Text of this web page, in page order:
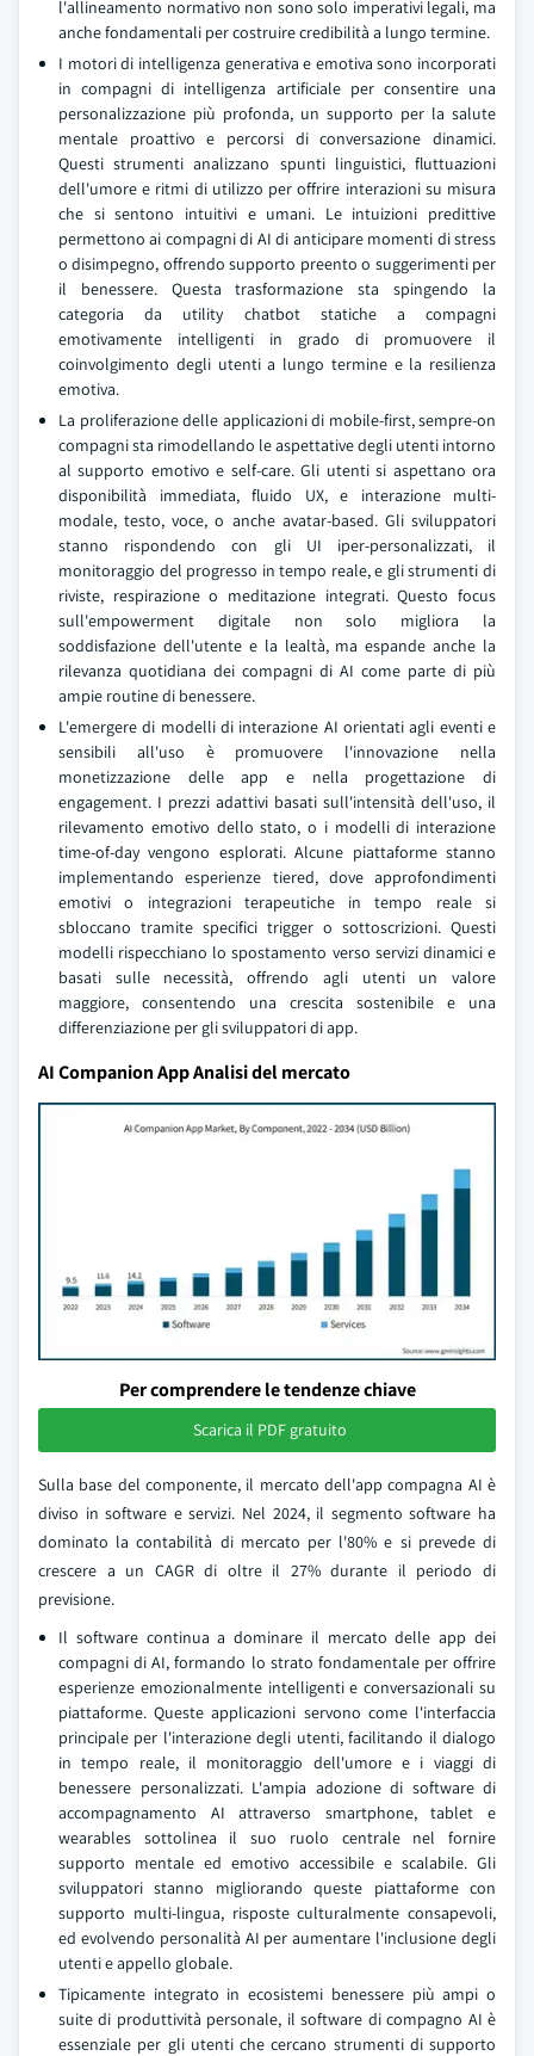
l'allineamento normativo non sono solo imperativi legali, ma
anche fondamentali per costruire credibilità a lungo termine.
I motori di intelligenza generativa e emotiva sono incorporati
in compagni di intelligenza artificiale per consentire una
personalizzazione più profonda, un supporto per la salute
mentale proattivo e percorsi di conversazione dinamici.
Questi strumenti analizzano spunti linguistici, fluttuazioni
dell'umore e ritmi di utilizzo per offrire interazioni su misura
che si sentono intuitivi e umani. Le intuizioni predittive
permettono ai compagni di AI di anticipare momenti di stress
o disimpegno, offrendo supporto preento o suggerimenti per
il benessere. Questa trasformazione sta spingendo la
categoria da utility chatbot statiche a compagni
emotivamente intelligenti in grado di promuovere il
coinvolgimento degli utenti a lungo termine e la resilienza
emotiva.
La proliferazione delle applicazioni di mobile-first, sempre-on
compagni sta rimodellando le aspettative degli utenti intorno
al supporto emotivo e self-care. Gli utenti si aspettano ora
disponibilità immediata, fluido UX, e interazione multi-
modale, testo, voce, o anche avatar-based. Gli sviluppatori
stanno rispondendo con gli UI iper-personalizzati, il
monitoraggio del progresso in tempo reale, e gli strumenti di
riviste, respirazione o meditazione integrati. Questo focus
sull'empowerment digitale non solo migliora la
soddisfazione dell'utente e la lealtà, ma espande anche la
rilevanza quotidiana dei compagni di AI come parte di più
ampie routine di benessere.
L'emergere di modelli di interazione AI orientati agli eventi e
sensibili all'uso è promuovere l'innovazione nella
monetizzazione delle app e nella progettazione di
engagement. I prezzi adattivi basati sull'intensità dell'uso, il
rilevamento emotivo dello stato, o i modelli di interazione
time-of-day vengono esplorati. Alcune piattaforme stanno
implementando esperienze tiered, dove approfondimenti
emotivi o integrazioni terapeutiche in tempo reale si
sbloccano tramite specifici trigger o sottoscrizioni. Questi
modelli rispecchiano lo spostamento verso servizi dinamici e
basati sulle necessità, offrendo agli utenti un valore
maggiore, consentendo una crescita sostenibile e una
differenziazione per gli sviluppatori di app.
AI Companion App Analisi del mercato
Per comprendere le tendenze chiave
Scarica il PDF gratuito
Sulla base del componente, il mercato dell'app compagna AI è
diviso in software e servizi. Nel 2024, il segmento software ha
dominato la contabilità di mercato per l'80% e si prevede di
crescere a un CAGR di oltre il 27% durante il periodo di
previsione.
Il software continua a dominare il mercato delle app dei
compagni di AI, formando lo strato fondamentale per offrire
esperienze emozionalmente intelligenti e conversazionali su
piattaforme. Queste applicazioni servono come l'interfaccia
principale per l'interazione degli utenti, facilitando il dialogo
in tempo reale, il monitoraggio dell'umore e i viaggi di
benessere personalizzati. L'ampia adozione di software di
accompagnamento AI attraverso smartphone, tablet e
wearables sottolinea il suo ruolo centrale nel fornire
supporto mentale ed emotivo accessibile e scalabile. Gli
sviluppatori stanno migliorando queste piattaforme con
supporto multi-lingua, risposte culturalmente consapevoli,
ed evolvendo personalità AI per aumentare l'inclusione degli
utenti e appello globale.
Tipicamente integrato in ecosistemi benessere più ampi o
suite di produttività personale, il software di compagno AI è
essenziale per gli utenti che cercano strumenti di supporto